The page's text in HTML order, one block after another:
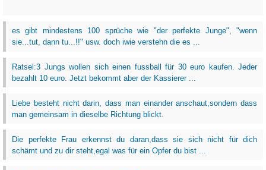
es gibt mindestens 100 sprüche wie "der perfekte Junge", "wenn
sie...tut, dann tu...!!" usw. doch iwie verstehn die es ...
Ratsel:3 Jungs wollen sich einen fussball für 30 euro kaufen. Jeder
bezahlt 10 euro. Jetzt bekommt aber der Kassierer ...
Liebe besteht nicht darin, dass man einander anschaut,sondern dass
man gemeinsam in dieselbe Richtung blickt.
Die perfekte Frau erkennst du daran,dass sie sich nicht für dich
schämt und zu dir steht,egal was für ein Opfer du bist ...